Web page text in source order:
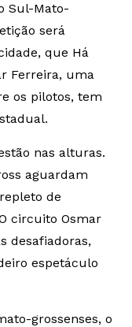
Sul-Mato-
será
que Há
Ferreira, uma
os pilotos, tem
nas alturas.
aguardam
de
circuito Osmar
desafiadoras,
espetáculo
grossenses, o